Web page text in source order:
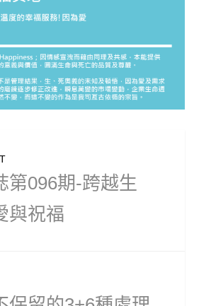
第096期-跨越生
與祝福